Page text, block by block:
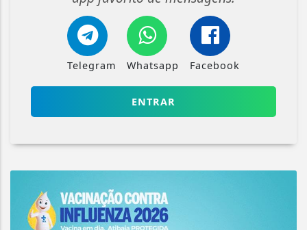
Telegram Whatsapp Facebook
ENTRAR